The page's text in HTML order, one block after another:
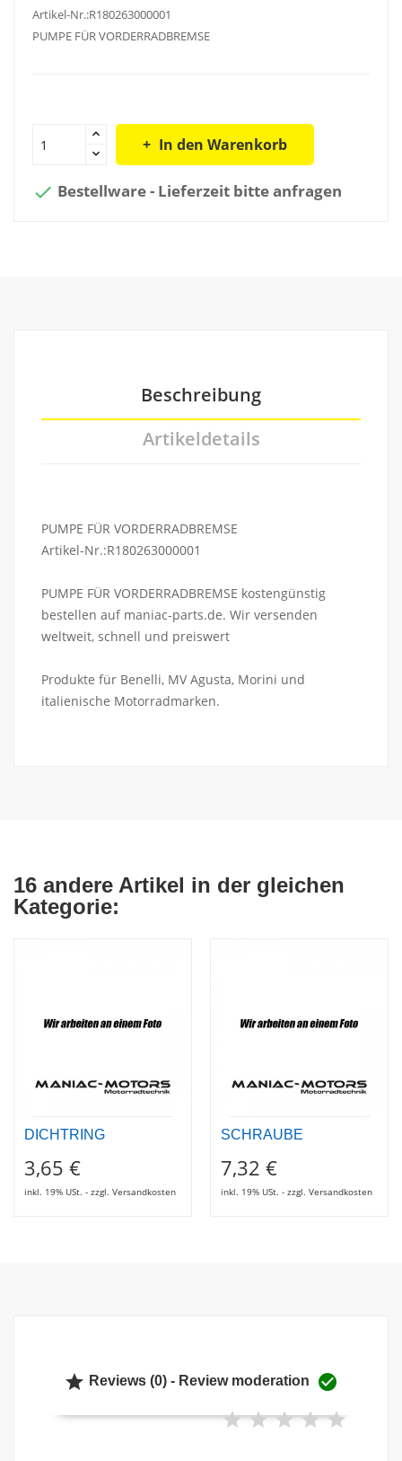
Artikel-Nr.:R180263000001
PUMPE FÜR VORDERRADBREMSE
In den Warenkorb
 Bestellware - Lieferzeit bitte anfragen
Beschreibung
Artikeldetails
PUMPE FÜR VORDERRADBREMSE
Artikel-Nr.:R180263000001
PUMPE FÜR VORDERRADBREMSE kostengünstig
bestellen auf maniac-parts.de. Wir versenden
weltweit, schnell und preiswert
Produkte für Benelli, MV Agusta, Morini und
italienische Motorradmarken.
16 andere Artikel in der gleichen
Kategorie:
DICHTRING
3,65 €
inkl. 19% USt. - zzgl. Versandkosten
SCHRAUBE
7,32 €
inkl. 19% USt. - zzgl. Versandkosten
 Reviews (0) - Review moderation 